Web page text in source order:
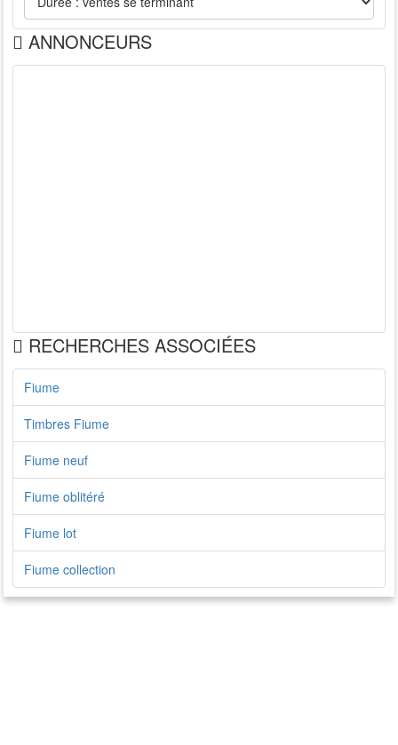
ANNONCEURS
RECHERCHES ASSOCIÉES
Fiume
Timbres Fiume
Fiume neuf
Fiume oblitéré
Fiume lot
Fiume collection